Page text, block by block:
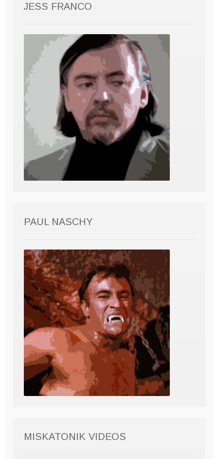
JESS FRANCO
PAUL NASCHY
MISKATONIK VIDEOS